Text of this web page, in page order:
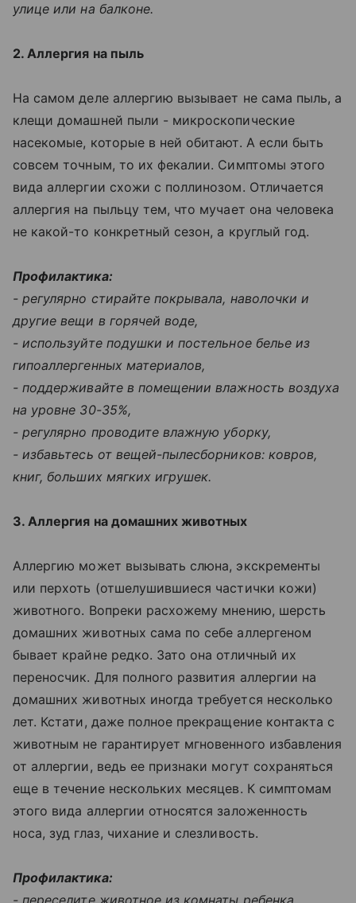
улице или на балконе.
2. Аллергия на пыль
На самом деле аллергию вызывает не сама пыль, а
клещи домашней пыли - микроскопические
насекомые, которые в ней обитают. А если быть
совсем точным, то их фекалии. Симптомы этого
вида аллергии схожи с поллинозом. Отличается
аллергия на пыльцу тем, что мучает она человека
не какой-то конкретный сезон, а круглый год.
Профилактика:
- регулярно стирайте покрывала, наволочки и
другие вещи в горячей воде,
- используйте подушки и постельное белье из
гипоаллергенных материалов,
- поддерживайте в помещении влажность воздуха
на уровне 30-35%,
- регулярно проводите влажную уборку,
- избавьтесь от вещей-пылесборников: ковров,
книг, больших мягких игрушек.
3. Аллергия на домашних животных
Аллергию может вызывать слюна, экскременты
или перхоть (отшелушившиеся частички кожи)
животного. Вопреки расхожему мнению, шерсть
домашних животных сама по себе аллергеном
бывает крайне редко. Зато она отличный их
переносчик. Для полного развития аллергии на
домашних животных иногда требуется несколько
лет. Кстати, даже полное прекращение контакта с
животным не гарантирует мгновенного избавления
от аллергии, ведь ее признаки могут сохраняться
еще в течение нескольких месяцев. К симптомам
этого вида аллергии относятся заложенность
носа, зуд глаз, чихание и слезливость.
Профилактика:
- переселите животное из комнаты ребенка,